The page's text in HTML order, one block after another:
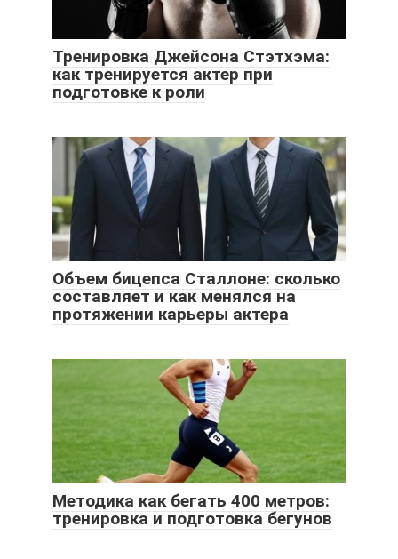
Тренировка Джейсона Стэтхэма:
как тренируется актер при
подготовке к роли
Объем бицепса Сталлоне: сколько
составляет и как менялся на
протяжении карьеры актера
Методика как бегать 400 метров:
тренировка и подготовка бегунов